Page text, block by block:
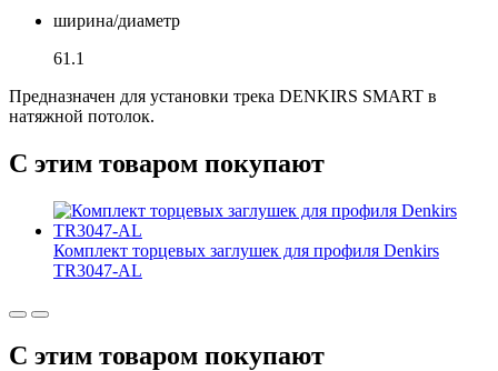
ширина/диаметр
61.1
Предназначен для установки трека DENKIRS SMART в
натяжной потолок.
С этим товаром покупают
Комплект торцевых заглушек для профиля Denkirs
TR3047-AL
С этим товаром покупают